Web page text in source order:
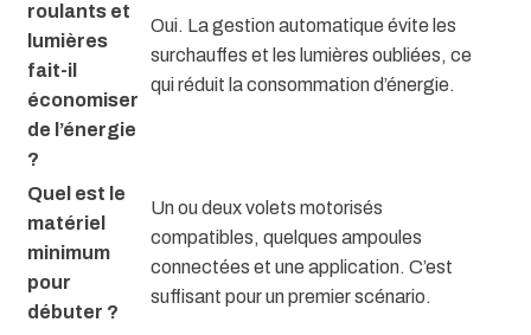
roulants et
lumières
fait-il
économiser
de l’énergie
?
Oui. La gestion automatique évite les
surchauffes et les lumières oubliées, ce
qui réduit la consommation d’énergie.
Quel est le
matériel
minimum
pour
débuter ?
Un ou deux volets motorisés
compatibles, quelques ampoules
connectées et une application. C’est
suffisant pour un premier scénario.